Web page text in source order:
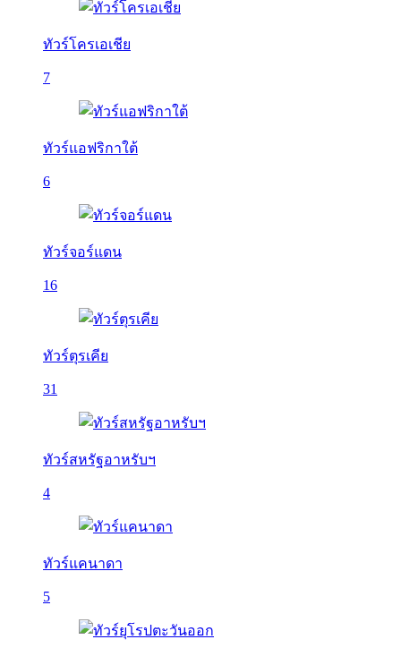
ทัวร์โครเอเชีย
7
ทัวร์แอฟริกาใต้
6
ทัวร์จอร์แดน
16
ทัวร์ตุรเคีย
31
ทัวร์สหรัฐอาหรับฯ
4
ทัวร์แคนาดา
5